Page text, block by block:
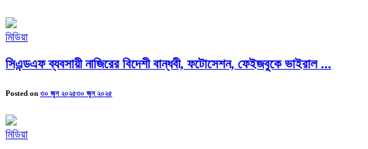
মিডিয়া
সিএন্ডএফ ব্যবসায়ী নাজিরের বিদেশী বান্ধবী, ফটোসেশন, ফেইজবুকে ভাইরাল ...
Posted on ৩০ জুন ২০২৫৩০ জুন ২০২৫
মিডিয়া